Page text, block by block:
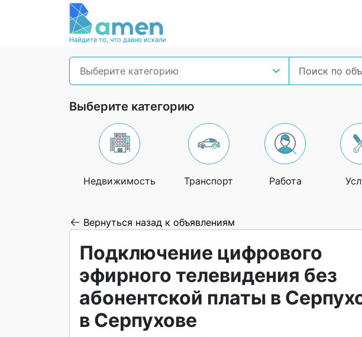
Найдите то, что давно искали
Выберите категорию
Выберите категорию
Недвижимость Транспорт Работа
Вернуться назад к объявлениям
Подключение цифрового
эфирного телевидения без
абонентской платы в
в Серпухове